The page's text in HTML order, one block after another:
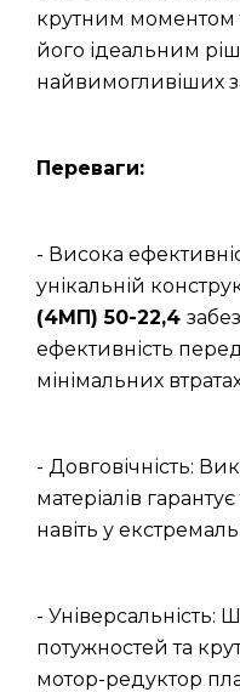
крутним моментом
його ідеальним
найвимогливіших
Переваги:
- Висока
унікальній
(4МП) 50-22,4
ефективність
мінімальних
- Довговічність:
матеріалів
навіть у
- Універсальність:
потужностей та
мотор-редуктор